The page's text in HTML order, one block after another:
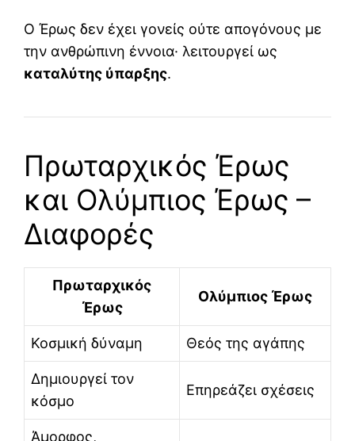
Ο Έρως δεν έχει γονείς ούτε απογόνους με
την ανθρώπινη έννοια· λειτουργεί ως
καταλύτης ύπαρξης.
Πρωταρχικός Έρως
και Ολύμπιος Έρως –
Διαφορές
Πρωταρχικός
Έρως
Ολύμπιος Έρως
Κοσμική δύναμη Θεός της αγάπης
Δημιουργεί τον
κόσμο
Επηρεάζει σχέσεις
Άμορφος,